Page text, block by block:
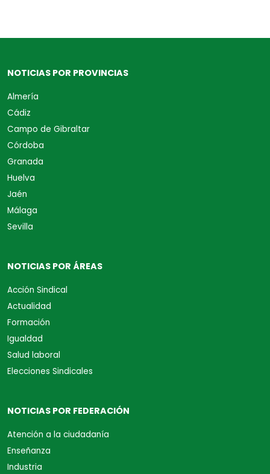
NOTICIAS POR PROVINCIAS
Almería
Cádiz
Campo de Gibraltar
Córdoba
Granada
Huelva
Jaén
Málaga
Sevilla
NOTICIAS POR ÁREAS
Acción Sindical
Actualidad
Formación
Igualdad
Salud laboral
Elecciones Sindicales
NOTICIAS POR FEDERACIÓN
Atención a la ciudadanía
Enseñanza
Industria